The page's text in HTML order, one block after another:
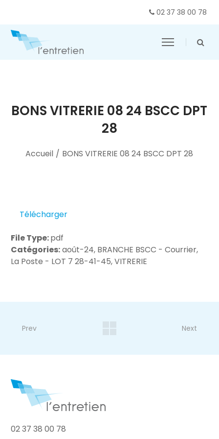
02 37 38 00 78
BONS VITRERIE 08 24 BSCC DPT
28
Accueil / BONS VITRERIE 08 24 BSCC DPT 28
Télécharger
File Type:pdf
Catégories:août-24, BRANCHE BSCC - Courrier,
La Poste - LOT 7 28-41-45, VITRERIE
Prev Next
02 37 38 00 78